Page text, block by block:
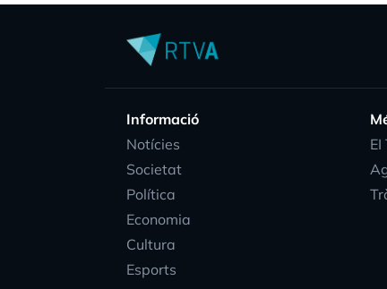
Informació
Notícies
Societat
Política
Economia
Cultura
Esports
EI